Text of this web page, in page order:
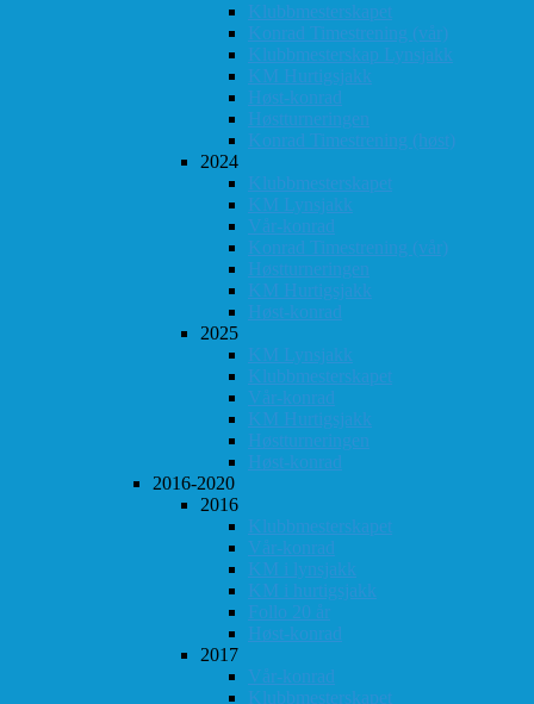
Klubbmesterskapet
Konrad Timestrening (vår)
Klubbmesterskap Lynsjakk
KM Hurtigsjakk
Høst-konrad
Høstturneringen
Konrad Timestrening (høst)
2024
Klubbmesterskapet
KM Lynsjakk
Vår-konrad
Konrad Timestrening (vår)
Høstturneringen
KM Hurtigsjakk
Høst-konrad
2025
KM Lynsjakk
Klubbmesterskapet
Vår-konrad
KM Hurtigsjakk
Høstturneringen
Høst-konrad
2016-2020
2016
Klubbmesterskapet
Vår-konrad
KM i lynsjakk
KM i hurtigsjakk
Follo 20 år
Høst-konrad
2017
Vår-konrad
Klubbmesterskapet